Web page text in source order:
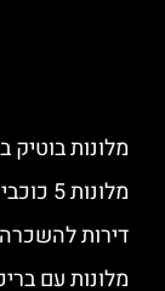
מלונות בוטיק
מלונות 5 כוכבים בברצלונה – בתי מלון יוקרתיים
דירות
מלונות עם